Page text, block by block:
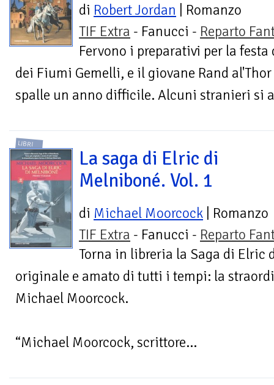
di Robert Jordan | Romanzo
TIF Extra - Fanucci - Reparto
Fervono i preparativi per la
dei Fiumi Gemelli, e il giovane Rand
spalle un anno difficile. Alcuni stranieri si
LIBRI
La saga di Elric di
Melniboné. Vol. 1
di Michael Moorcock | Romanzo
TIF Extra - Fanucci - Reparto
Torna in libreria la Saga di Elric
originale e amato di tutti i tempi: la
Michael Moorcock.
“Michael Moorcock, scrittore...